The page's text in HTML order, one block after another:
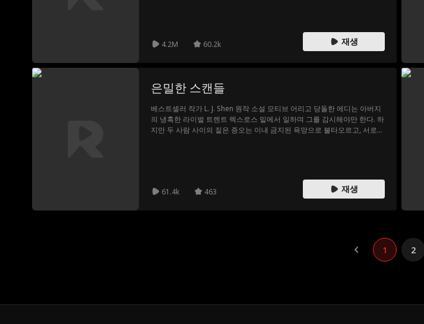
4.2M 60.2k 재생
은밀한 스캔들
베스트셀러 작가 L. J. Shen 원작 소설 모티브 어리고 당돌한 에디는 아버지
의 냉혹한 라이벌 트렌트 렉스로스 밑에서 일하며 그를 감시해야만 한다. 하
지만 두 사람 사이의 짙은 증오는 이내 금지된 욕망으로 불타오르고, 서로를
61.4k 463 재생
1 2